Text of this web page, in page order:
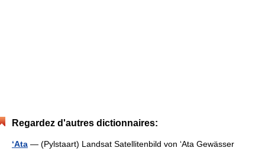
Regardez d'autres dictionnaires:
ʻAta — (Pylstaart) Landsat Satellitenbild von ʻAta Gewässer